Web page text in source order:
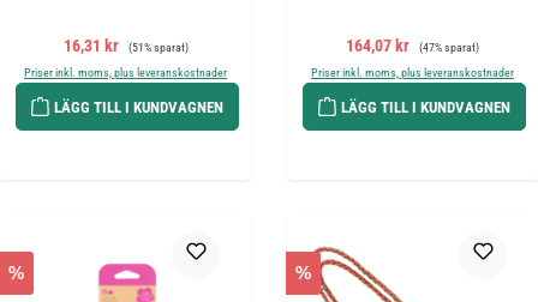
Försäljningspris:
16,31 kr Ordinarie pris:
(51% sparat)
Priser inkl. moms, plus leveranskostnader
LÄGG TILL I KUNDVAGNEN
Försäljningspris:
164,07 kr Ordinarie pris:
(47% sparat)
Priser inkl. moms, plus leveranskostnader
LÄGG TILL I KUNDVAGNEN
% %